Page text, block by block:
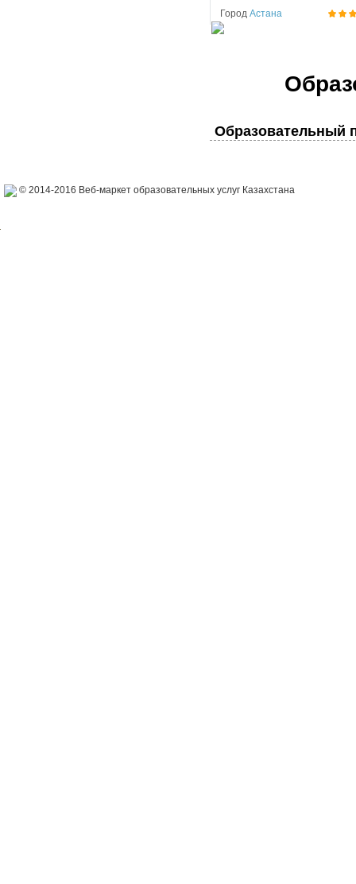
Город Астана
Образовательный
© 2014-2016 Веб-маркет образовательных услуг Казахстана